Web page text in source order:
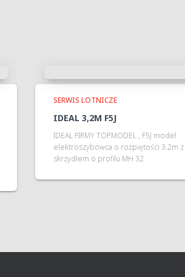
SERWIS LOTNICZE
IDEAL 3,2M F5J
IDEAL FIRMY TOPMODEL , F5J model
elektroszybowca o rozpiętości 3.2m
skrzydłem o profilu MH 32